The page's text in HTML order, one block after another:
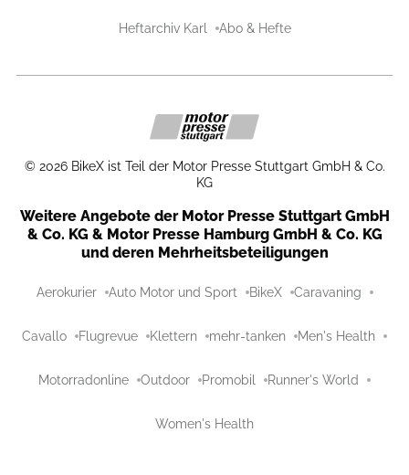
Heftarchiv Karl Abo & Hefte
© 2026 BikeX ist Teil der Motor Presse Stuttgart GmbH & Co.
KG
Weitere Angebote der Motor Presse Stuttgart GmbH
& Co. KG & Motor Presse Hamburg GmbH & Co. KG
und deren Mehrheitsbeteiligungen
Aerokurier Auto Motor und Sport BikeX Caravaning
Cavallo Flugrevue Klettern mehr-tanken Men's Health
Motorradonline Outdoor Promobil Runner's World
Women's Health